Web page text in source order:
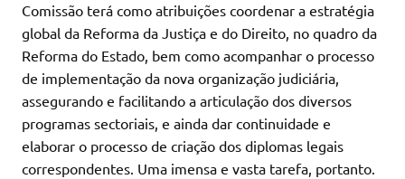
Comissão terá como atribuições coordenar a estratégia
global da Reforma da Justiça e do Direito, no quadro da
Reforma do Estado, bem como acompanhar o processo
de implementação da nova organização judiciária,
assegurando e facilitando a articulação dos diversos
programas sectoriais, e ainda dar continuidade e
elaborar o processo de criação dos diplomas legais
correspondentes. Uma imensa e vasta tarefa, portanto.